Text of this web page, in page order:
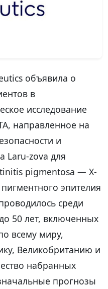
объявила о
в
исследование
направленное на
и
Laru-zova для
pigmentosa — Х-
эпителия
среди
50 лет, включенных
всему миру,
Великобританию и
набранных
прогнозы